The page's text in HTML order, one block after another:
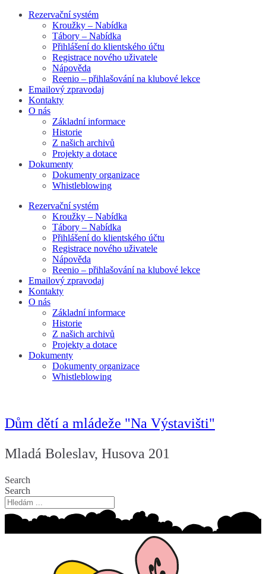
Rezervační systém
Kroužky – Nabídka
Tábory – Nabídka
Přihlášení do klientského účtu
Registrace nového uživatele
Nápověda
Reenio – přihlašování na klubové lekce
Emailový zpravodaj
Kontakty
O nás
Základní informace
Historie
Z našich archivů
Projekty a dotace
Dokumenty
Dokumenty organizace
Whistleblowing
Rezervační systém
Kroužky – Nabídka
Tábory – Nabídka
Přihlášení do klientského účtu
Registrace nového uživatele
Nápověda
Reenio – přihlašování na klubové lekce
Emailový zpravodaj
Kontakty
O nás
Základní informace
Historie
Z našich archivů
Projekty a dotace
Dokumenty
Dokumenty organizace
Whistleblowing
Dům dětí a mládeže "Na Výstavišti"
Mladá Boleslav, Husova 201
Search
Search